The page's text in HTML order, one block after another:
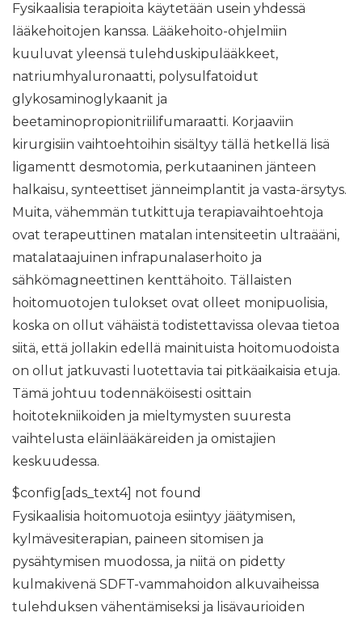
Fysikaalisia terapioita käytetään usein yhdessä
lääkehoitojen kanssa. Lääkehoito-ohjelmiin
kuuluvat yleensä tulehduskipulääkkeet,
natriumhyaluronaatti, polysulfatoidut
glykosaminoglykaanit ja
beetaminopropionitriilifumaraatti. Korjaaviin
kirurgisiin vaihtoehtoihin sisältyy tällä hetkellä lisä
ligamentt desmotomia, perkutaaninen jänteen
halkaisu, synteettiset jänneimplantit ja vasta-ärsytys.
Muita, vähemmän tutkittuja terapiavaihtoehtoja
ovat terapeuttinen matalan intensiteetin ultraääni,
matalataajuinen infrapunalaserhoito ja
sähkömagneettinen kenttähoito. Tällaisten
hoitomuotojen tulokset ovat olleet monipuolisia,
koska on ollut vähäistä todistettavissa olevaa tietoa
siitä, että jollakin edellä mainituista hoitomuodoista
on ollut jatkuvasti luotettavia tai pitkäaikaisia ​​etuja.
Tämä johtuu todennäköisesti osittain
hoitotekniikoiden ja mieltymysten suuresta
vaihtelusta eläinlääkäreiden ja omistajien
keskuudessa.
$config[ads_text4] not found
Fysikaalisia hoitomuotoja esiintyy jäätymisen,
kylmävesiterapian, paineen sitomisen ja
pysähtymisen muodossa, ja niitä on pidetty
kulmakivenä SDFT-vammahoidon alkuvaiheissa
tulehduksen vähentämiseksi ja lisävaurioiden